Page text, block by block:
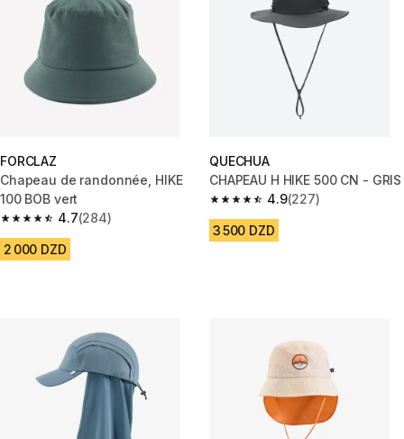
FORCLAZ
Chapeau de randonnée, HIKE
100 BOB vert
4.7
4.7 out of 5 stars from 284 reviews
(284)
2 000 DZD
QUECHUA
CHAPEAU H HIKE 500 CN - GRIS
4.9
4.9 out of 5 stars from 227
(227)
3 500 DZD